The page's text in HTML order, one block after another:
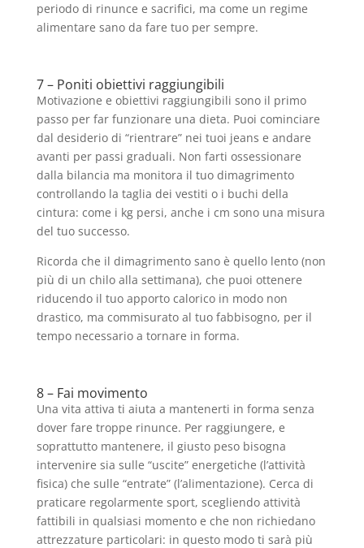
periodo di rinunce e sacrifici, ma come un regime
alimentare sano da fare tuo per sempre.
7 – Poniti obiettivi raggiungibili
Motivazione e obiettivi raggiungibili sono il primo
passo per far funzionare una dieta. Puoi cominciare
dal desiderio di “rientrare” nei tuoi jeans e andare
avanti per passi graduali. Non farti ossessionare
dalla bilancia ma monitora il tuo dimagrimento
controllando la taglia dei vestiti o i buchi della
cintura: come i kg persi, anche i cm sono una misura
del tuo successo.
Ricorda che il dimagrimento sano è quello lento (non
più di un chilo alla settimana), che puoi ottenere
riducendo il tuo apporto calorico in modo non
drastico, ma commisurato al tuo fabbisogno, per il
tempo necessario a tornare in forma.
8 – Fai movimento
Una vita attiva ti aiuta a mantenerti in forma senza
dover fare troppe rinunce. Per raggiungere, e
soprattutto mantenere, il giusto peso bisogna
intervenire sia sulle “uscite” energetiche (l’attività
fisica) che sulle “entrate” (l’alimentazione). Cerca di
praticare regolarmente sport, scegliendo attività
fattibili in qualsiasi momento e che non richiedano
attrezzature particolari: in questo modo ti sarà più